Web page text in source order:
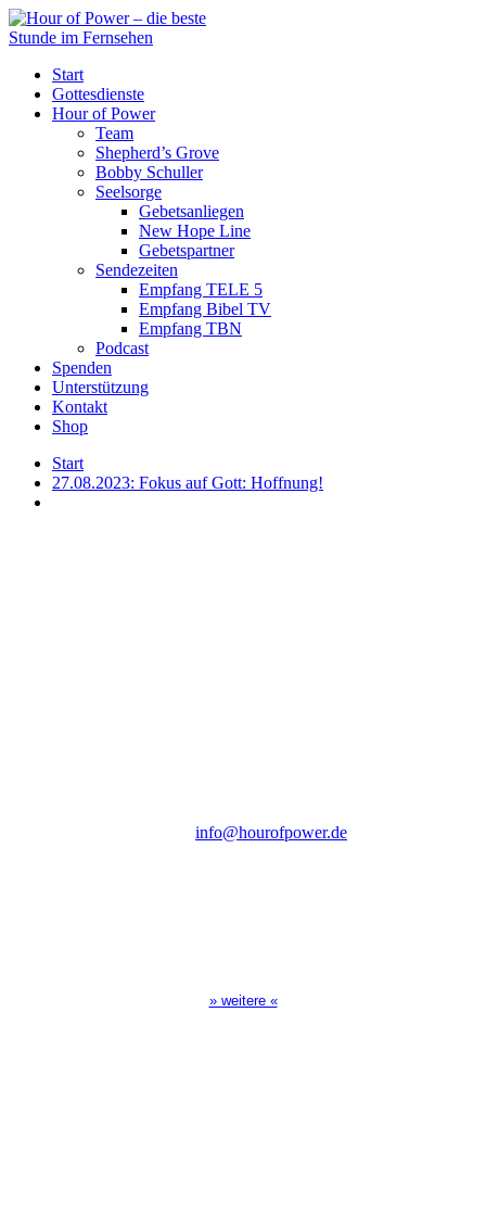
Start
Gottesdienste
Hour of Power
Team
Shepherd’s Grove
Bobby Schuller
Seelsorge
Gebetsanliegen
New Hope Line
Gebetspartner
Sendezeiten
Empfang TELE 5
Empfang Bibel TV
Empfang TBN
Podcast
Spenden
Unterstützung
Kontakt
Shop
Start
27.08.2023: Fokus auf Gott: Hoffnung!
info@hourofpower.de
» weitere «